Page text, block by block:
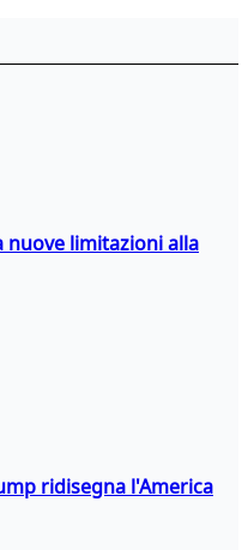
nuove limitazioni alla
ridisegna l'America